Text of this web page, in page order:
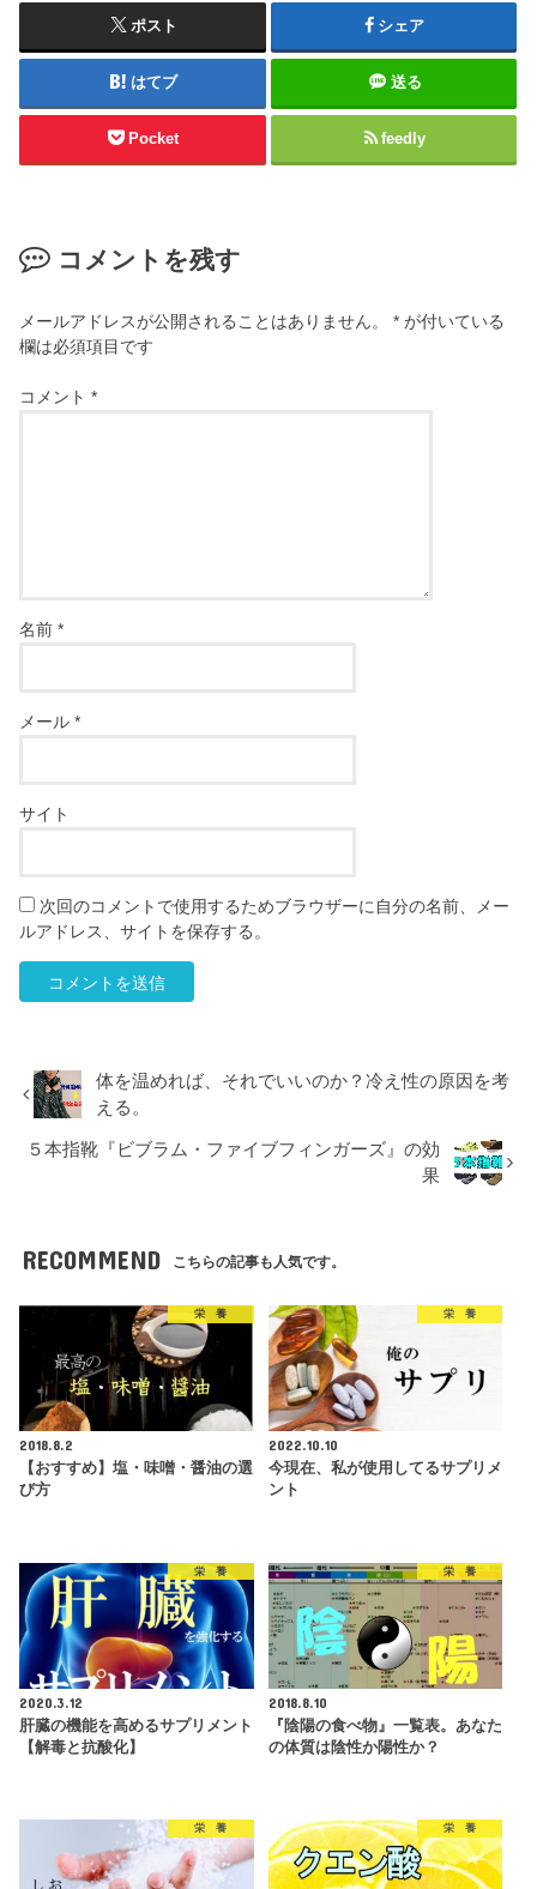
ポスト シェア
はてブ 送る
Pocket feedly
コメントを残す
メールアドレスが公開されることはありません。 * が付いている
欄は必須項目です
コメント*
名前*
メール*
サイト
次回のコメントで使用するためブラウザーに自分の名前、メー
ルアドレス、サイトを保存する。
体を温めれば、それでいいのか？冷え性の原因を考
える。
５本指靴『ビブラム・ファイブフィンガーズ』の効
果
RECOMMEND こちらの記事も人気です。
栄 養
2018.8.2
【おすすめ】塩・味噌・醤油の選
び方
栄 養
2022.10.10
今現在、私が使用してるサプリメ
ント
栄 養
2020.3.12
肝臓の機能を高めるサプリメント
【解毒と抗酸化】
栄 養
2018.8.10
『陰陽の食べ物』一覧表。あなた
の体質は陰性か陽性か？
栄 養 栄 養